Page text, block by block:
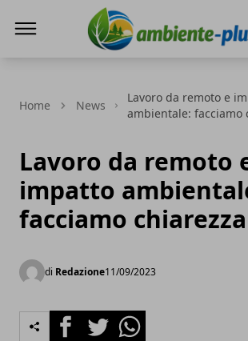
Home News
Lavoro da remoto e
ambientale: facciamo
Lavoro da remoto
impatto
facciamo chiarezza
di Redazione11/09/2023
FacebookTwitterWhatsapp